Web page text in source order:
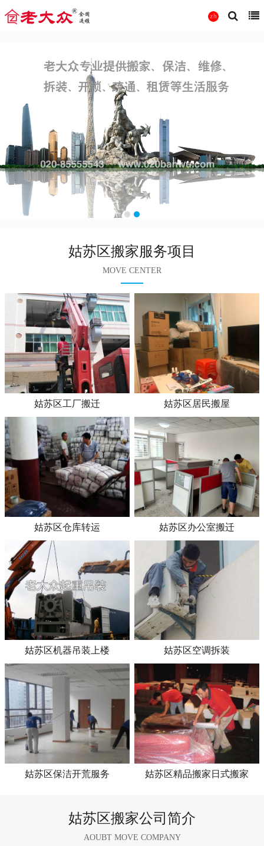
姑苏区搬家服务项目
MOVE CENTER
姑苏区工厂搬迁 姑苏区居民搬屋
姑苏区仓库转运 姑苏区办公室搬迁
姑苏区机器吊装上楼 姑苏区空调拆装
姑苏区保洁开荒服务 姑苏区精品搬家日式搬家
姑苏区搬家公司简介
AOUBT MOVE COMPANY